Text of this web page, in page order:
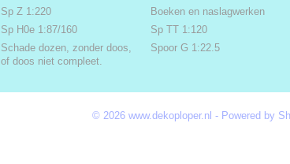
Sp Z 1:220
Sp H0e 1:87/160
Schade dozen, zonder doos,
of doos niet compleet.
Boeken en naslagwerken
Sp TT 1:120
Spoor G 1:22.5
© 2026 www.dekoploper.nl - Powered by